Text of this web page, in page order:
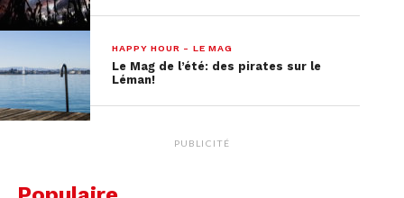
HAPPY HOUR - LE MAG
Le Mag de l’été: des pirates sur le
Léman!
PUBLICITÉ